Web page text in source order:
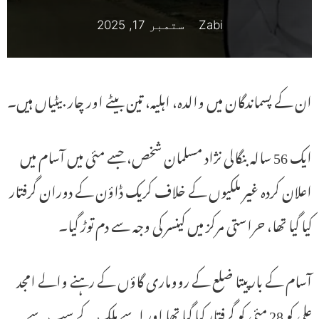
Zabi ستمبر 17, 2025
ان کے پسماندگان میں والدہ، اہلیہ، تین بیٹے اور چار بیٹیاں ہیں۔
ایک 56 سالہ بنگالی نژاد مسلمان شخص، جسے مئی میں آسام میں
اعلان کردہ غیر ملکیوں کے خلاف کریک ڈاؤن کے دوران گرفتار
کیا گیا تھا، حراستی مرکز میں کینسر کی وجہ سے دم توڑ گیا۔
آسام کے بارپیتا ضلع کے رووماری گاؤں کے رہنے والے امجد